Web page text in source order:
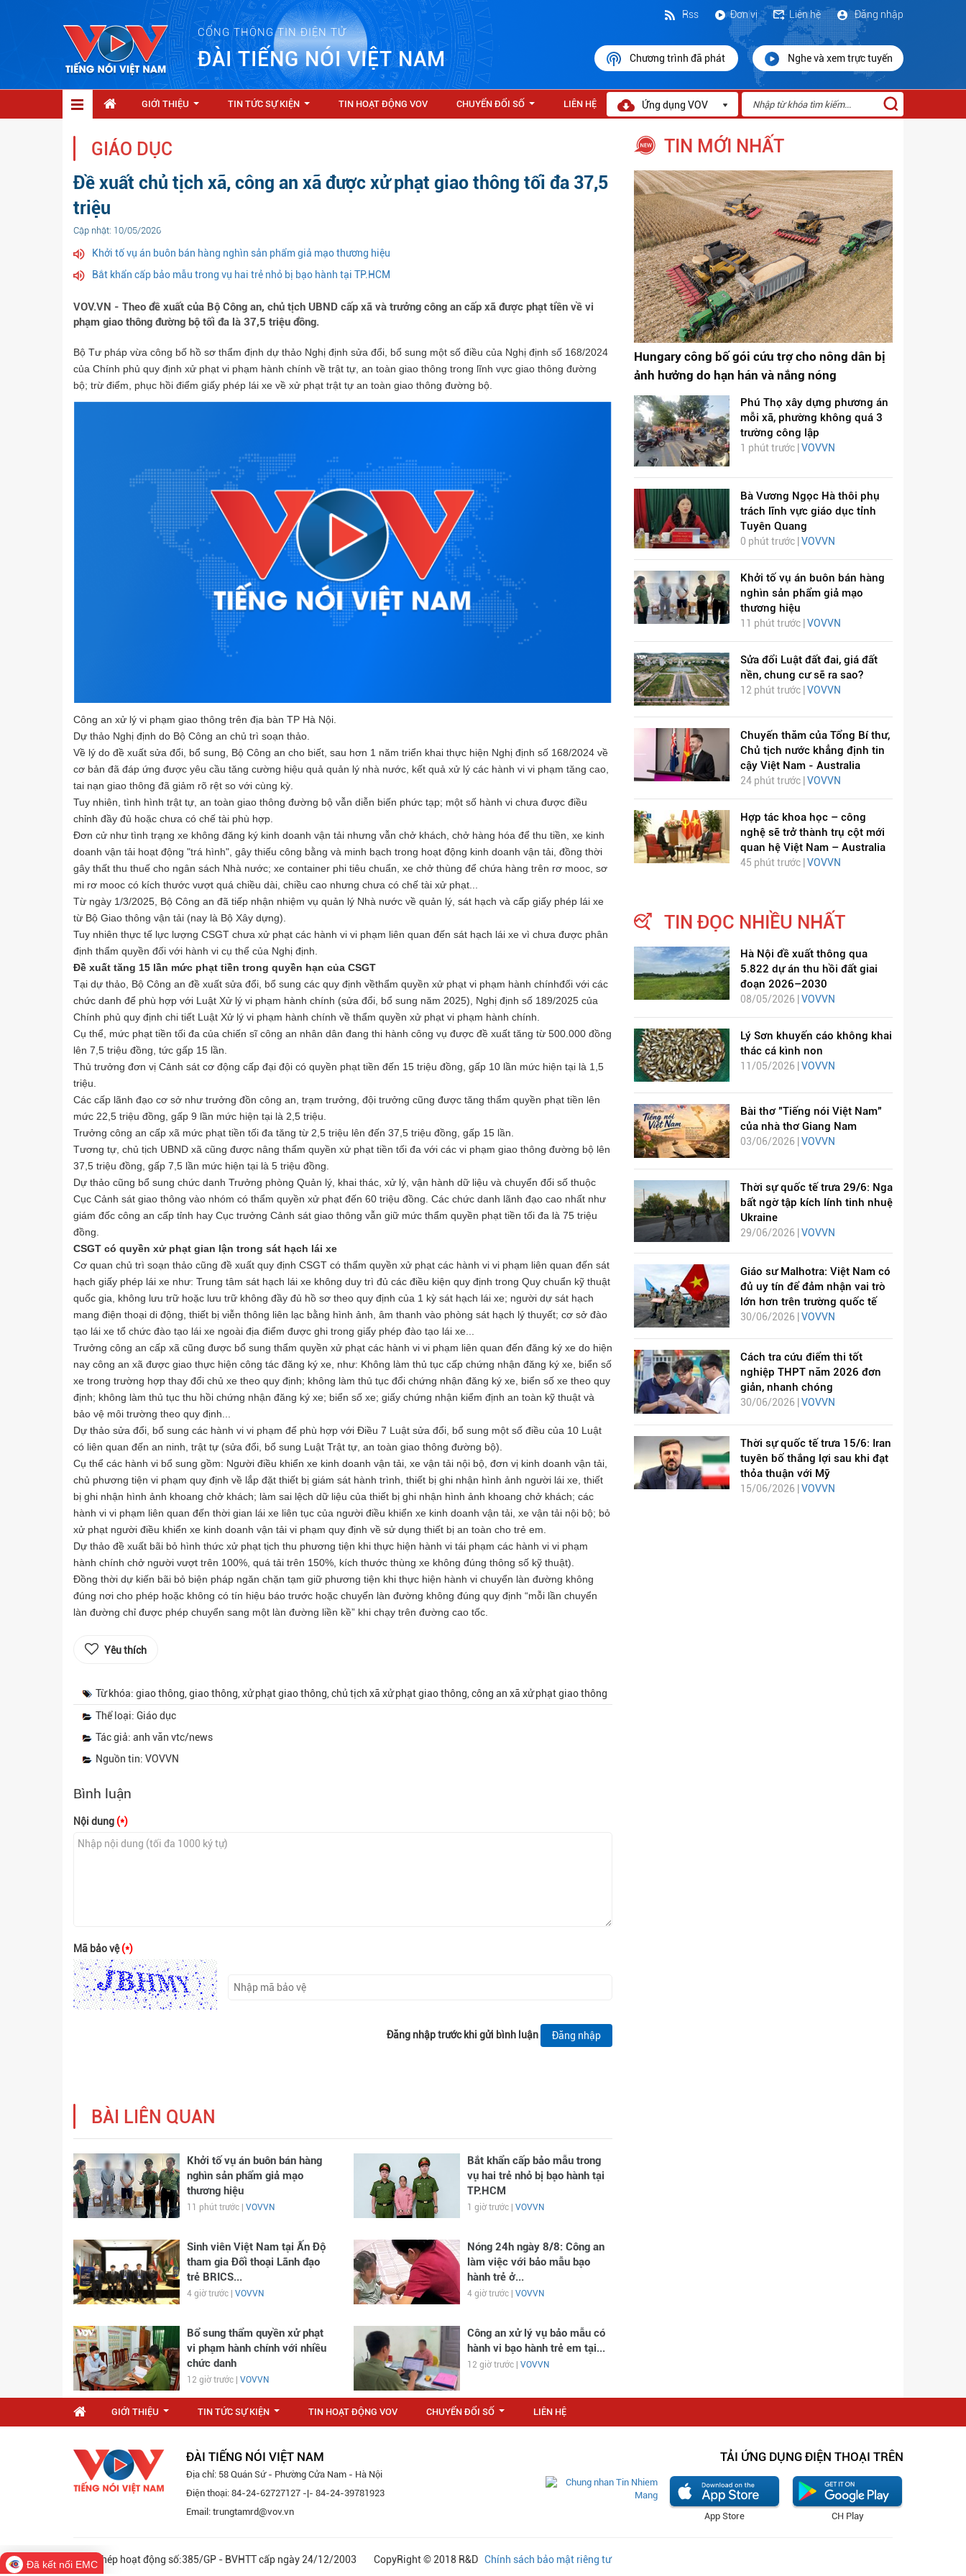
CỔNG THÔNG TIN ĐIỆN TỬ
ĐÀI TIẾNG NÓI VIỆT NAM
Đăng nhập
Liên hệ
Đơn vị
Rss
Chương trình đã phát Nghe và xem trực tuyến
GIỚI THIỆU TIN TỨC SỰ KIỆN TIN HOẠT ĐỘNG VOV CHUYỂN ĐỔI SỐ LIÊN HỆ Ứng dụng VOV
GIÁO DỤC
Đề xuất chủ tịch xã, công an xã được xử phạt giao thông tối đa 37,5
triệu
Cập nhật: 10/05/2026
Khởi tố vụ án buôn bán hàng nghìn sản phẩm giả mạo thương hiệu
Bắt khẩn cấp bảo mẫu trong vụ hai trẻ nhỏ bị bạo hành tại TP.HCM
VOV.VN - Theo đề xuất của Bộ Công an, chủ tịch UBND cấp xã và trưởng công an cấp xã được phạt tiền về vi
phạm giao thông đường bộ tối đa là 37,5 triệu đồng.
Bộ Tư pháp vừa công bố hồ sơ thẩm định dự thảo Nghị định sửa đổi, bổ sung một số điều của Nghị định số 168/2024
của Chính phủ quy định xử phạt vi phạm hành chính về trật tự, an toàn giao thông trong lĩnh vực giao thông đường
bộ; trừ điểm, phục hồi điểm giấy phép lái xe về xử phạt trật tự an toàn giao thông đường bộ.
Công an xử lý vi phạm giao thông trên địa bàn TP Hà Nội.
Dự thảo Nghị định do Bộ Công an chủ trì soạn thảo.
Về lý do đề xuất sửa đổi, bổ sung, Bộ Công an cho biết, sau hơn 1 năm triển khai thực hiện Nghị định số 168/2024 về
cơ bản đã đáp ứng được yêu cầu tăng cường hiệu quả quản lý nhà nước, kết quả xử lý các hành vi vi phạm tăng cao,
tai nạn giao thông đã giảm rõ rệt so với cùng kỳ.
Tuy nhiên, tình hình trật tự, an toàn giao thông đường bộ vẫn diễn biến phức tạp; một số hành vi chưa được điều
chỉnh đầy đủ hoặc chưa có chế tài phù hợp.
Đơn cử như tình trạng xe không đăng ký kinh doanh vận tải nhưng vẫn chở khách, chở hàng hóa để thu tiền, xe kinh
doanh vận tải hoạt động "trá hình", gây thiếu công bằng và minh bạch trong hoạt động kinh doanh vận tải, đồng thời
gây thất thu thuế cho ngân sách Nhà nước; xe container phi tiêu chuẩn, xe chở thùng để chứa hàng trên rơ mooc, sơ
mi rơ mooc có kích thước vượt quá chiều dài, chiều cao nhưng chưa có chế tài xử phạt...
Từ ngày 1/3/2025, Bộ Công an đã tiếp nhận nhiệm vụ quản lý Nhà nước về quản lý, sát hạch và cấp giấy phép lái xe
từ Bộ Giao thông vận tải (nay là Bộ Xây dựng).
Tuy nhiên thực tế lực lượng CSGT chưa xử phạt các hành vi vi phạm liên quan đến sát hạch lái xe vì chưa được phân
định thẩm quyền đối với hành vi cụ thể của Nghị định.
Đề xuất tăng 15 lần mức phạt tiền trong quyền hạn của CSGT
Tại dự thảo, Bộ Công an đề xuất sửa đổi, bổ sung các quy định vềthẩm quyền xử phạt vi phạm hành chínhđối với các
chức danh để phù hợp với Luật Xử lý vi phạm hành chính (sửa đổi, bổ sung năm 2025), Nghị định số 189/2025 của
Chính phủ quy định chi tiết Luật Xử lý vi phạm hành chính về thẩm quyền xử phạt vi phạm hành chính.
Cụ thể, mức phạt tiền tối đa của chiến sĩ công an nhân dân đang thi hành công vụ được đề xuất tăng từ 500.000 đồng
lên 7,5 triệu đồng, tức gấp 15 lần.
Thủ trưởng đơn vị Cảnh sát cơ động cấp đại đội có quyền phạt tiền đến 15 triệu đồng, gấp 10 lần mức hiện tại là 1,5
triệu.
Các cấp lãnh đạo cơ sở như trưởng đồn công an, trạm trưởng, đội trưởng cũng được tăng thẩm quyền phạt tiền lên
mức 22,5 triệu đồng, gấp 9 lần mức hiện tại là 2,5 triệu.
Trưởng công an cấp xã mức phạt tiền tối đa tăng từ 2,5 triệu lên đến 37,5 triệu đồng, gấp 15 lần.
Tương tự, chủ tịch UBND xã cũng được nâng thẩm quyền xử phạt tiền tối đa với các vi phạm giao thông đường bộ lên
37,5 triệu đồng, gấp 7,5 lần mức hiện tại là 5 triệu đồng.
Dự thảo cũng bổ sung chức danh Trưởng phòng Quản lý, khai thác, xử lý, vận hành dữ liệu và chuyển đổi số thuộc
Cục Cảnh sát giao thông vào nhóm có thẩm quyền xử phạt đến 60 triệu đồng. Các chức danh lãnh đạo cao nhất như
giám đốc công an cấp tỉnh hay Cục trưởng Cảnh sát giao thông vẫn giữ mức thẩm quyền phạt tiền tối đa là 75 triệu
đồng.
CSGT có quyền xử phạt gian lận trong sát hạch lái xe
Cơ quan chủ trì soạn thảo cũng đề xuất quy định CSGT có thẩm quyền xử phạt các hành vi vi phạm liên quan đến sát
hạch giấy phép lái xe như: Trung tâm sát hạch lái xe không duy trì đủ các điều kiện quy định trong Quy chuẩn kỹ thuật
quốc gia, không lưu trữ hoặc lưu trữ không đầy đủ hồ sơ theo quy định của 1 kỳ sát hạch lái xe; người dự sát hạch
mang điện thoại di động, thiết bị viễn thông liên lạc bằng hình ảnh, âm thanh vào phòng sát hạch lý thuyết; cơ sở đào
tạo lái xe tổ chức đào tạo lái xe ngoài địa điểm được ghi trong giấy phép đào tạo lái xe...
Trưởng công an cấp xã cũng được bổ sung thẩm quyền xử phạt các hành vi vi phạm liên quan đến đăng ký xe do hiện
nay công an xã được giao thực hiện công tác đăng ký xe, như: Không làm thủ tục cấp chứng nhận đăng ký xe, biển số
xe trong trường hợp thay đổi chủ xe theo quy định; không làm thủ tục đổi chứng nhận đăng ký xe, biển số xe theo quy
định; không làm thủ tục thu hồi chứng nhận đăng ký xe; biển số xe; giấy chứng nhận kiểm định an toàn kỹ thuật và
bảo vệ môi trường theo quy định...
Dự thảo sửa đổi, bổ sung các hành vi vi phạm để phù hợp với Điều 7 Luật sửa đổi, bổ sung một số điều của 10 Luật
có liên quan đến an ninh, trật tự (sửa đổi, bổ sung Luật Trật tự, an toàn giao thông đường bộ).
Cụ thể các hành vi bổ sung gồm: Người điều khiển xe kinh doanh vận tải, xe vận tải nội bộ, đơn vị kinh doanh vận tải,
chủ phương tiện vi phạm quy định về lắp đặt thiết bị giám sát hành trình, thiết bị ghi nhận hình ảnh người lái xe, thiết
bị ghi nhận hình ảnh khoang chở khách; làm sai lệch dữ liệu của thiết bị ghi nhận hình ảnh khoang chở khách; các
hành vi vi phạm liên quan đến thời gian lái xe liên tục của người điều khiển xe kinh doanh vận tải, xe vận tải nội bộ; bỏ
xử phạt người điều khiển xe kinh doanh vận tải vi phạm quy định về sử dụng thiết bị an toàn cho trẻ em.
Dự thảo đề xuất bãi bỏ hình thức xử phạt tịch thu phương tiện khi thực hiện hành vi tái phạm các hành vi vi phạm
hành chính chở người vượt trên 100%, quá tải trên 150%, kích thước thùng xe không đúng thông số kỹ thuật).
Đồng thời dự kiến bãi bỏ biện pháp ngăn chặn tạm giữ phương tiện khi thực hiện hành vi chuyển làn đường không
đúng nơi cho phép hoặc không có tín hiệu báo trước hoặc chuyển làn đường không đúng quy định “mỗi lần chuyển
làn đường chỉ được phép chuyển sang một làn đường liền kề” khi chạy trên đường cao tốc.
Yêu thích
Từ khóa: giao thông, giao thông, xử phạt giao thông, chủ tịch xã xử phạt giao thông, công an xã xử phạt giao thông
Thể loại: Giáo dục
Tác giả: anh văn vtc/news
Nguồn tin: VOVVN
Bình luận
Nội dung (*)
Mã bảo vệ(*)
Đăng nhập trước khi gửi bình luận Đăng nhập
BÀI LIÊN QUAN
Khởi tố vụ án buôn bán hàng
nghìn sản phẩm giả mạo
thương hiệu
11 phút trước | VOVVN
Bắt khẩn cấp bảo mẫu trong
vụ hai trẻ nhỏ bị bạo hành tại
TP.HCM
1 giờ trước | VOVVN
Sinh viên Việt Nam tại Ấn Độ
tham gia Đối thoại Lãnh đạo
trẻ BRICS...
4 giờ trước | VOVVN
Nóng 24h ngày 8/8: Công an
làm việc với bảo mẫu bạo
hành trẻ ở...
4 giờ trước | VOVVN
Bổ sung thẩm quyền xử phạt
vi phạm hành chính với nhiều
chức danh
12 giờ trước | VOVVN
Công an xử lý vụ bảo mẫu có
hành vi bạo hành trẻ em tại...
12 giờ trước | VOVVN
TIN MỚI NHẤT
Hungary công bố gói cứu trợ cho nông dân bị
ảnh hưởng do hạn hán và nắng nóng
Phú Thọ xây dựng phương án
mỗi xã, phường không quá 3
trường công lập
1 phút trước | VOVVN
Bà Vương Ngọc Hà thôi phụ
trách lĩnh vực giáo dục tỉnh
Tuyên Quang
0 phút trước | VOVVN
Khởi tố vụ án buôn bán hàng
nghìn sản phẩm giả mạo
thương hiệu
11 phút trước | VOVVN
Sửa đổi Luật đất đai, giá đất
nền, chung cư sẽ ra sao?
12 phút trước | VOVVN
Chuyến thăm của Tổng Bí thư,
Chủ tịch nước khẳng định tin
cậy Việt Nam - Australia
24 phút trước | VOVVN
Hợp tác khoa học – công
nghệ sẽ trở thành trụ cột mới
quan hệ Việt Nam – Australia
45 phút trước | VOVVN
TIN ĐỌC NHIỀU NHẤT
Hà Nội đề xuất thông qua
5.822 dự án thu hồi đất giai
đoạn 2026–2030
08/05/2026 | VOVVN
Lý Sơn khuyến cáo không khai
thác cá kình non
11/05/2026 | VOVVN
Bài thơ "Tiếng nói Việt Nam"
của nhà thơ Giang Nam
03/06/2026 | VOVVN
Thời sự quốc tế trưa 29/6: Nga
bất ngờ tập kích lính tinh nhuệ
Ukraine
29/06/2026 |VOVVN
Giáo sư Malhotra: Việt Nam có
đủ uy tín để đảm nhận vai trò
lớn hơn trên trường quốc tế
30/06/2026 | VOVVN
Cách tra cứu điểm thi tốt
nghiệp THPT năm 2026 đơn
giản, nhanh chóng
30/06/2026 | VOVVN
Thời sự quốc tế trưa 15/6: Iran
tuyên bố thắng lợi sau khi đạt
thỏa thuận với Mỹ
15/06/2026 | VOVVN
GIỚI THIỆU TIN TỨC SỰ KIỆN TIN HOẠT ĐỘNG VOV CHUYỂN ĐỔI SỐ LIÊN HỆ
ĐÀI TIẾNG NÓI VIỆT NAM
Địa chỉ: 58 Quán Sứ - Phường Cửa Nam - Hà Nội
Điện thoại: 84-24-62727127 -|- 84-24-39781923
Email: trungtamrd@vov.vn
TẢI ỨNG DỤNG ĐIỆN THOẠI TRÊN
CH Play
App Store
Giấy phép hoạt động số:385/GP - BVHTT cấp ngày 24/12/2003 CopyRight © 2018 R&D Chính sách bảo mật riêng tư
Đã kết nối EMC